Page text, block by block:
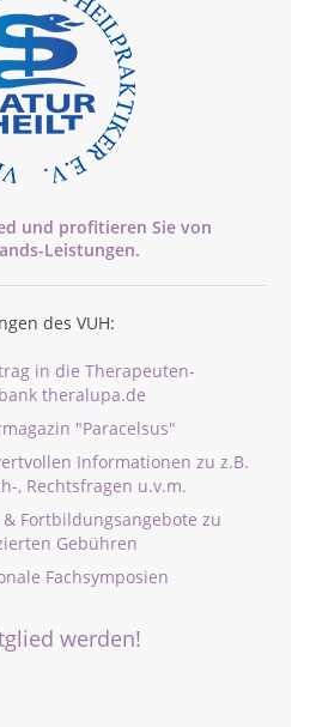
und profitieren Sie von
Leistungen.
des VUH:
in die Therapeuten-
theralupa.de
"Paracelsus"
Informationen zu z.B.
, Rechtsfragen u.v.m.
Fortbildungsangebote zu
Gebühren
Fachsymposien
werden!